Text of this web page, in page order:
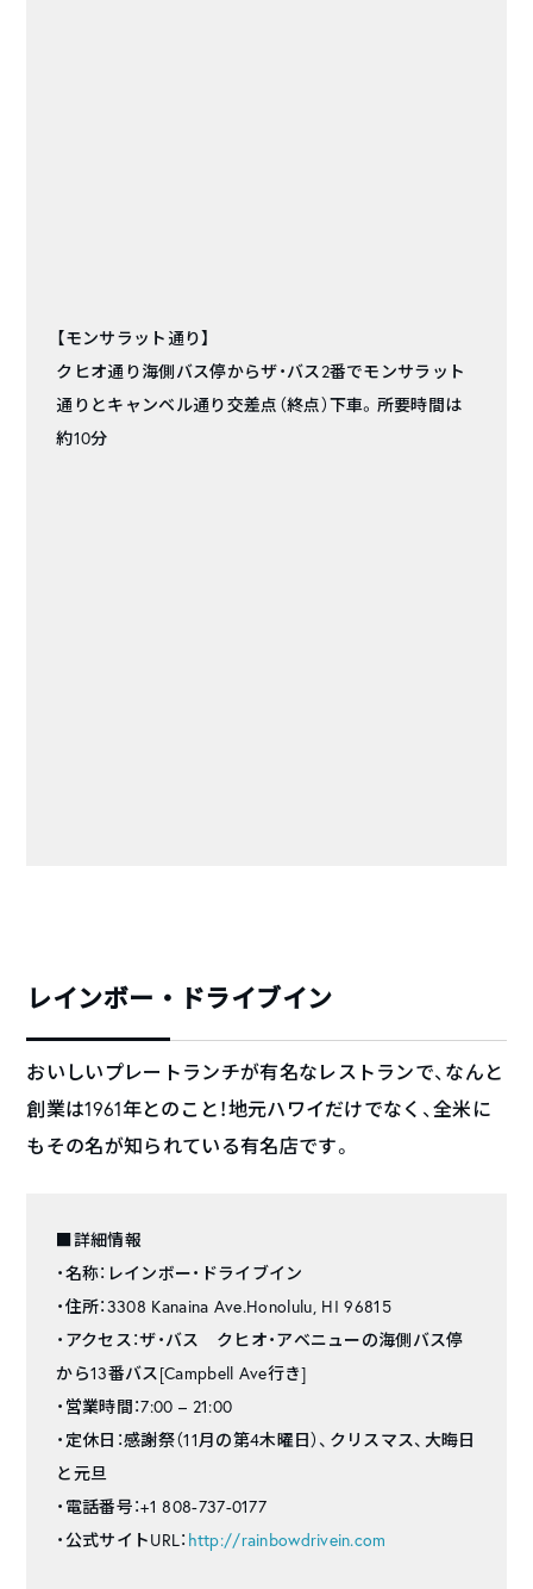
【モンサラット通り】
クヒオ通り海側バス停からザ・バス2番でモンサラット
通りとキャンベル通り交差点（終点）下車。所要時間は
約10分
レインボー・ドライブイン
おいしいプレートランチが有名なレストランで、なんと
創業は1961年とのこと！地元ハワイだけでなく、全米に
もその名が知られている有名店です。
■詳細情報
・名称：レインボー・ドライブイン
・住所：3308 Kanaina Ave.Honolulu, HI 96815
・アクセス：ザ・バス クヒオ・アベニューの海側バス停
から13番バス[Campbell Ave行き]
・営業時間：7:00 – 21:00
・定休日：感謝祭（11月の第4木曜日）、クリスマス、大晦日
と元旦
・電話番号：+1 808-737-0177
・公式サイトURL： http://rainbowdrivein.com